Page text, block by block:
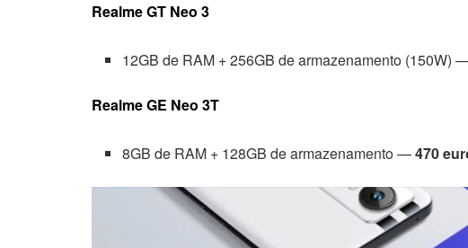
Realme GT Neo 3
12GB de RAM + 256GB de armazenamento (150W)
Realme GE Neo 3T
8GB de RAM + 128GB de armazenamento —470